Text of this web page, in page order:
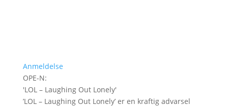
Anmeldelse
OPE-N:
'LOL – Laughing Out Lonely'
’LOL – Laughing Out Lonely’ er en kraftig advarsel